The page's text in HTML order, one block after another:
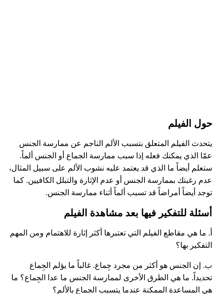
حول الفيلم
يتحدث الفيلم المتعلق بتسبب الألم الناجم عن ممارسة الجنس
عمّا الذي يمكنك فعله إذا سبب ممارسة الجماع أو الجنس ألماً.
ستعلم أيضاً ما الذي قد يعتمد عليه نشوب الألم على سبيل المثال،
عدم رغبتك بممارسة الجنس أو عدم الإثارة والتبلل الكافيين. كما
توجد أيضاً أمراضاً قد تسبب ألماً أثناء ممارسة الجنس.
أسئلة للتفكير فيها بعد مشاهدة الفيلم
أ. ما هي مقاطع الفيلم التي تعتبرها أكثر إثارة للاهتمام ومن المهم
التفكير بها؟
ب. إن الجنس هو أكثر من مجرد جِماع. غالباً ما يؤلم الجِماع
تحديداً. ما هي الطرق الأخرى لممارسة الجنس ما عدا الجِماع؟ ما
هي المساعدة الممكنة عندما يتسبب الجِماع بالألم؟